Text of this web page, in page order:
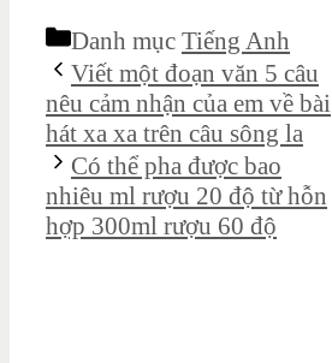
Danh mục Tiếng Anh
Viết một đoạn văn 5 câu
nêu cảm nhận của em về bài
hát xa xa trên câu sông la
Có thể pha được bao
nhiêu ml rượu 20 độ từ hỗn
hợp 300ml rượu 60 độ